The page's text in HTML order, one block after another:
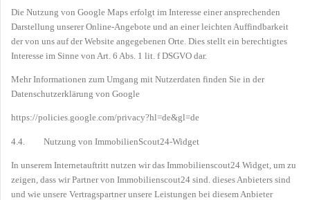
Die Nutzung von Google Maps erfolgt im Interesse einer ansprechenden
Darstellung unserer Online-Angebote und an einer leichten Auffindbarkeit
der von uns auf der Website angegebenen Orte. Dies stellt ein berechtigtes
Interesse im Sinne von Art. 6 Abs. 1 lit. f DSGVO dar.
Mehr Informationen zum Umgang mit Nutzerdaten finden Sie in der
Datenschutzerklärung von Google
https://policies.google.com/privacy?hl=de&gl=de
4.4. Nutzung von ImmobilienScout24-Widget
In unserem Internetauftritt nutzen wir das Immobilienscout24 Widget, um zu
zeigen, dass wir Partner von Immobilienscout24 sind. dieses Anbieters sind
und wie unsere Vertragspartner unsere Leistungen bei diesem Anbieter